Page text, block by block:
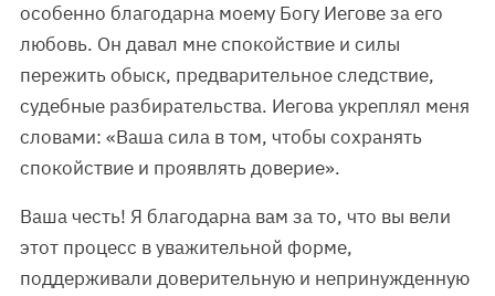
особенно благодарна моему Богу Иегове за его
любовь. Он давал мне спокойствие и силы
пережить обыск, предварительное следствие,
судебные разбирательства. Иегова укреплял меня
словами: «Ваша сила в том, чтобы сохранять
спокойствие и проявлять доверие».
Ваша честь! Я благодарна вам за то, что вы вели
этот процесс в уважительной форме,
поддерживали доверительную и непринужденную